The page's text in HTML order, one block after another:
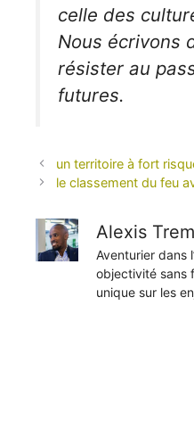
celle des
Nous écrivons
résister au
futures.
un territoire à fort
le classement du feu
Alexis
Aventurier dans
objectivité sans
unique sur les